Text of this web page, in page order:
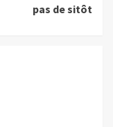
pas de sitôt